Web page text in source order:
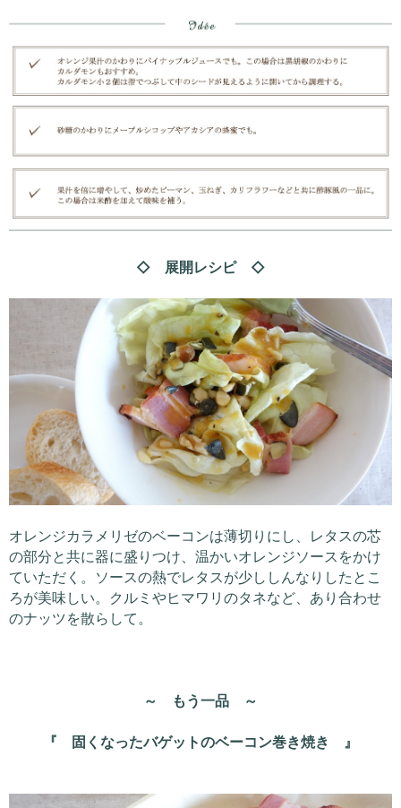
◇ 展開レシピ ◇
オレンジカラメリゼのベーコンは薄切りにし、レタスの芯
の部分と共に器に盛りつけ、温かいオレンジソースをかけ
ていただく。ソースの熱でレタスが少ししんなりしたとこ
ろが美味しい。クルミやヒマワリのタネなど、あり合わせ
のナッツを散らして。
～ もう一品 ～
『 固くなったバゲットのベーコン巻き焼き 』